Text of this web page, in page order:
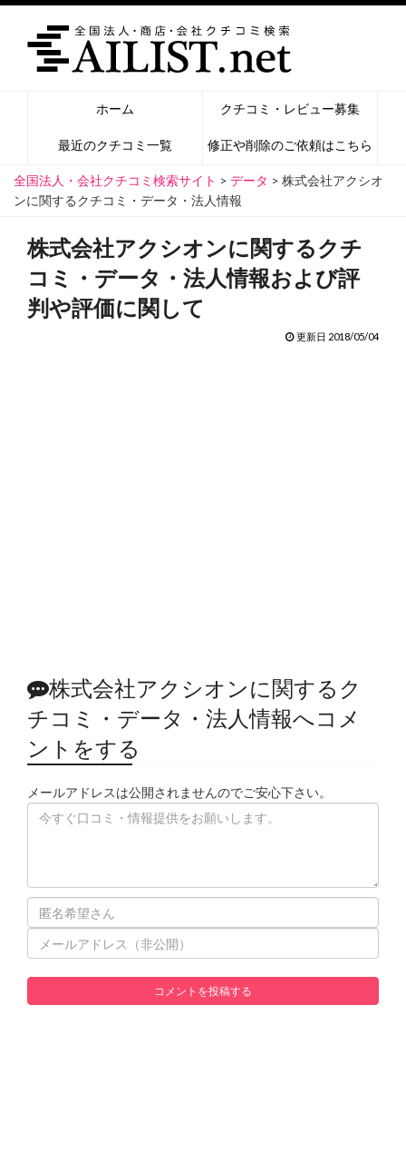
ホーム クチコミ・レビュー募集
最近のクチコミ一覧 修正や削除のご依頼はこちら
全国法人・会社クチコミ検索サイト > データ > 株式会社アクシオ
ンに関するクチコミ・データ・法人情報
株式会社アクシオンに関するクチ
コミ・データ・法人情報および評
判や評価に関して
更新日 2018/05/04
株式会社アクシオンに関するク
チコミ・データ・法人情報へコメ
ントをする
メールアドレスは公開されませんのでご安心下さい。